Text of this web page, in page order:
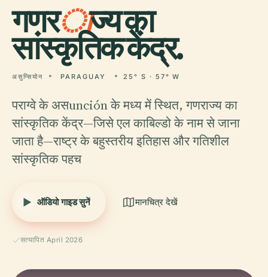
गणराज्य का
सांस्कृतिक केंद्र.
असुन्सियोन PARAGUAY 25° S · 57° W
पराग्वे के असunción के मध्य में स्थित, गणराज्य का
सांस्कृतिक केंद्र—जिसे एल काबिल्डो के नाम से जाना
जाता है—राष्ट्र के बहुस्तरीय इतिहास और गतिशील
सांस्कृतिक पहच
ऑडियो गाइड सुनें मानचित्र देखें
सत्यापित April 2026